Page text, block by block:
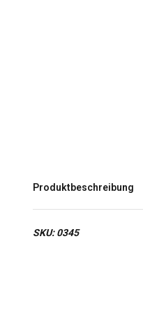
Produktbeschreibung
SKU: 0345